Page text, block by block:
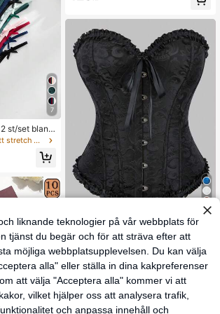
7
st/set bland
spetsstringtr
inom Lätt stretch Damthong
5
#Enkel glamourös
tt för kvinnor Vintage Bustier, enfärg
ad jacquard spetskant Ryggsnörnin
g Midjeträning, bukstöd, benpressa
nde plagg för kvällsfest Bröllopsklä
nning, Body Shaper Top, för Hallow
een
157kr
liknande teknologier på vår webbplats för
tjänst du begär och för att sträva efter att
möjliga webbplatsupplevelsen. Du kan välja
alla" eller ställa in dina kakpreferenser
att välja "Acceptera alla" kommer vi att
vilket hjälper oss att analysera trafik,
och anpassa innehåll och